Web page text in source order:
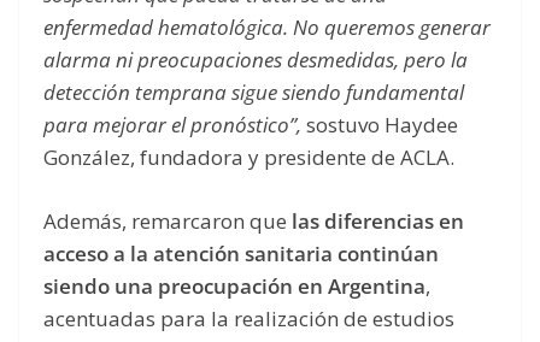
enfermedad hematológica. No queremos generar
alarma ni preocupaciones desmedidas, pero la
detección temprana sigue siendo fundamental
para mejorar el pronóstico”, sostuvo Haydee
González, fundadora y presidente de ACLA.
Además, remarcaron que las diferencias en
acceso a la atención sanitaria continúan
siendo una preocupación en Argentina,
acentuadas para la realización de estudios